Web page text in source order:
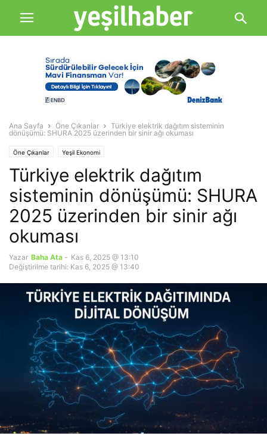
Ana Sayfa Öne Çıkanlar
Türkiye elektrik dağıtım sisteminin
dönüşümü: SHURA 2025 üzerinden bir sinir ağı okuması
Öne Çıkanlar Yeşil Ekonomi
Türkiye elektrik dağıtım
sisteminin dönüşümü: SHURA
2025 üzerinden bir sinir ağı
okuması
Yazar Baha Ata - Kas 6, 2025 @ 13:10
Değiştirilme tarihi: Kas 6, 2025 @ 13:40